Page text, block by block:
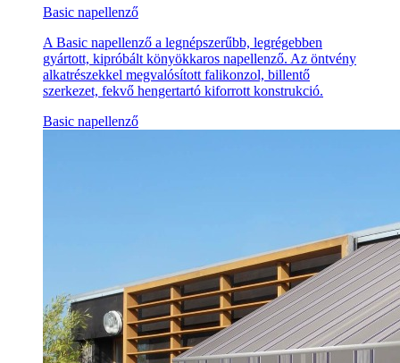
Basic napellenző
A Basic napellenző a legnépszerűbb, legrégebben
gyártott, kipróbált könyökkaros napellenző. Az öntvény
alkatrészekkel megvalósított falikonzol, billentő
szerkezet, fekvő hengertartó kiforrott konstrukció.
Basic napellenző